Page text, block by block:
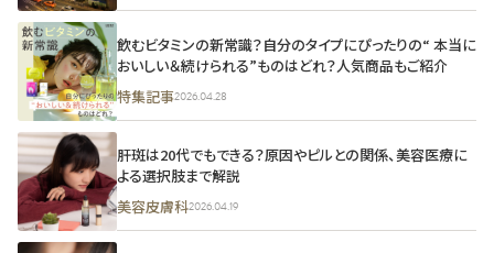
飲むビタミンの新常識？自分のタイプにぴったりの“ 本当に
おいしい＆続けられる”ものはどれ？人気商品もご紹介
特集記事2026.04.28
肝斑は20代でもできる？原因やピルとの関係、美容医療に
よる選択肢まで解説
美容皮膚科2026.04.19